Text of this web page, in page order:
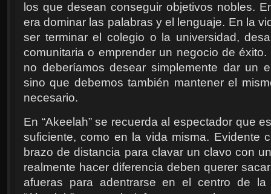
los que desean conseguir objetivos nobles.
era dominar las palabras y el lenguaje. En la
ser terminar el colegio o la universidad,
comunitaria o emprender un negocio de
no deberíamos desear simplemente dar un
sino que debemos también mantener el
necesario.
En “Akeelah” se recuerda al espectador que
suficiente, como en la vida misma. Evidente
brazo de distancia para clavar un clavo con
realmente hacer diferencia deben querer
afueras para adentrarse en el centro de